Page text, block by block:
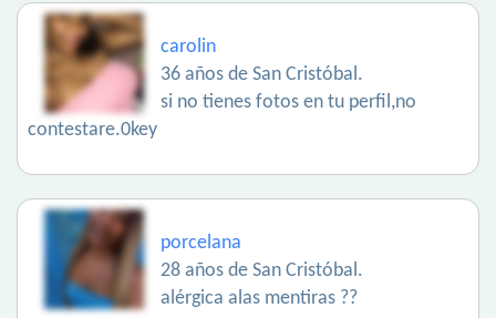
carolin
36 años de San Cristóbal.
si no tienes fotos en tu perfil,no
contestare.0key
porcelana
28 años de San Cristóbal.
alérgica alas mentiras ??